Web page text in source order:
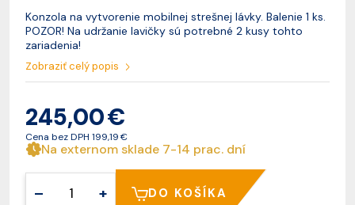
Konzola na vytvorenie mobilnej strešnej lávky. Balenie 1 ks.
POZOR! Na udržanie lavičky sú potrebné 2 kusy tohto
zariadenia!
Zobraziť celý popis
245,00 €
Cena bez DPH 199,19 €
Na externom sklade 7-14 prac. dní
– + DO KOŠÍKA